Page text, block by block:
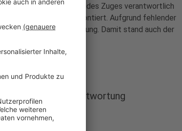
für die Organisation des Zuges verantwortlich
im Ehrenamt konfrontiert. Aufgrund fehlender
derzeit in der Auflösung. Damit stand auch der
übernehmen Verantwortung